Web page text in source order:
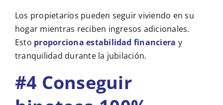
Los propietarios pueden seguir viviendo en su
hogar mientras reciben ingresos adicionales.
Esto proporciona estabilidad financiera y
tranquilidad durante la jubilación.
#4 Conseguir